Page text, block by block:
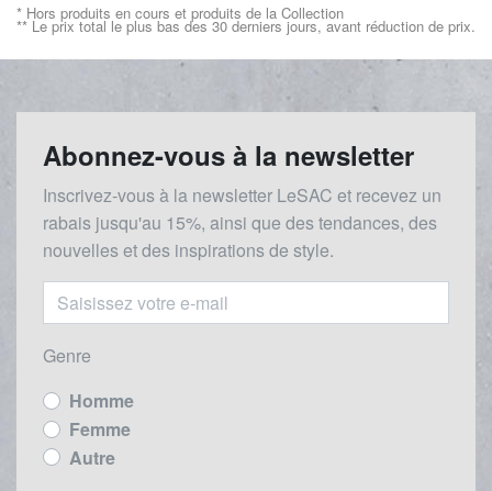
* Hors produits en cours et produits de la Collection
** Le prix total le plus bas des 30 derniers jours, avant réduction de prix.
Abonnez-vous à la newsletter
Inscrivez-vous à la newsletter LeSAC et recevez un
rabais jusqu'au 15%, ainsi que des tendances, des
nouvelles et des inspirations de style.
Genre
Homme
Femme
Autre